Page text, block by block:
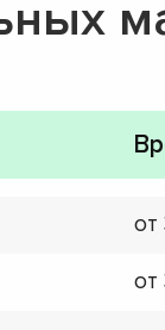
от
от